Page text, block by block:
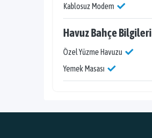
Kablosuz Modem
Havuz Bahçe Bilgileri
Özel Yüzme Havuzu
Yemek Masası